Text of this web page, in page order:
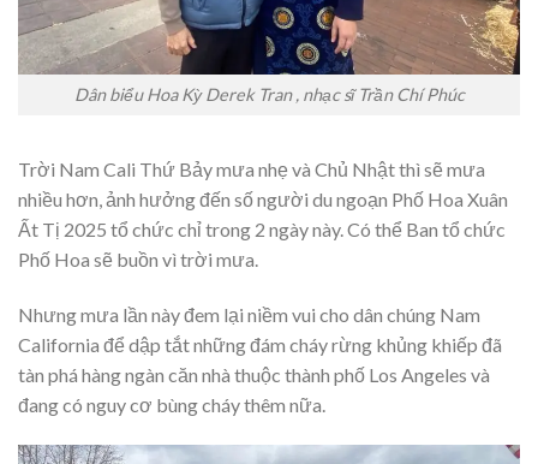
Dân biểu Hoa Kỳ Derek Tran , nhạc sĩ Trần Chí Phúc
Trời Nam Cali Thứ Bảy mưa nhẹ và Chủ Nhật thì sẽ mưa
nhiều hơn, ảnh hưởng đến số người du ngoạn Phố Hoa Xuân
Ất Tị 2025 tổ chức chỉ trong 2 ngày này. Có thể Ban tổ chức
Phố Hoa sẽ buồn vì trời mưa.
Nhưng mưa lần này đem lại niềm vui cho dân chúng Nam
California để dập tắt những đám cháy rừng khủng khiếp đã
tàn phá hàng ngàn căn nhà thuộc thành phố Los Angeles và
đang có nguy cơ bùng cháy thêm nữa.